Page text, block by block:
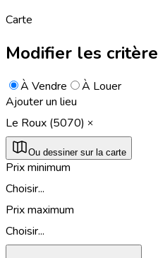
Carte
Modifier les
À Vendre
À Louer
Ajouter un lieu
Le Roux (5070)
Ou dessiner sur la carte
Prix minimum
Choisir...
Prix maximum
Choisir...